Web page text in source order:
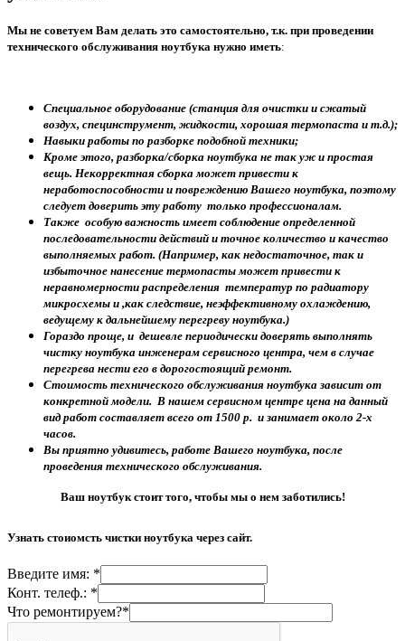
Мы не советуем Вам делать это самостоятельно, т.к. при проведении
технического обслуживания ноутбука нужно иметь:
Специальное оборудование (станция для очистки и сжатый
воздух, специнструмент, жидкости, хорошая термопаста и т.д.);
Навыки работы по разборке подобной техники;
Кроме этого, разборка/сборка ноутбука не так уж и простая
вещь. Некорректная сборка может привести к
неработоспособности и повреждению Вашего ноутбука, поэтому
следует доверить эту работу только профессионалам.
Также особую важность имеет соблюдение определенной
последовательности действий и точное количество и качество
выполняемых работ. (Например, как недостаточное, так и
избыточное нанесение термопасты может привести к
неравномерности распределения температур по радиатору
микросхемы и ,как следствие, неэффективному охлаждению,
ведущему к дальнейшему перегреву ноутбука.)
Гораздо проще, и дешевле периодически доверять выполнять
чистку ноутбука инженерам сервисного центра, чем в случае
перегрева нести его в дорогостоящий ремонт.
Стоимость технического обслуживания ноутбука зависит от
конкретной модели. В нашем сервисном центре цена на данный
вид работ составляет всего от 1500 р. и занимает около 2-х
часов.
Вы приятно удивитесь, работе Вашего ноутбука, после
проведения технического обслуживания.
Ваш ноутбук стоит того, чтобы мы о нем заботились!
Узнать стоиомсть чистки ноутбука через сайт.
Введите имя: *
Конт. телеф.: *
Что ремонтируем?*